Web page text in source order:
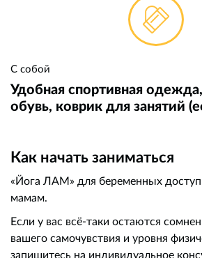
С собой
Удобная спортивная
обувь, коврик для занятий
Как начать заниматься
«Йога ЛАМ» для беременных
мамам.
Если у вас всё-таки остаются
вашего самочувствия и уровня
запишитесь на индивидуальное